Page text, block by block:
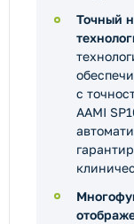
Точный
с
AAMI